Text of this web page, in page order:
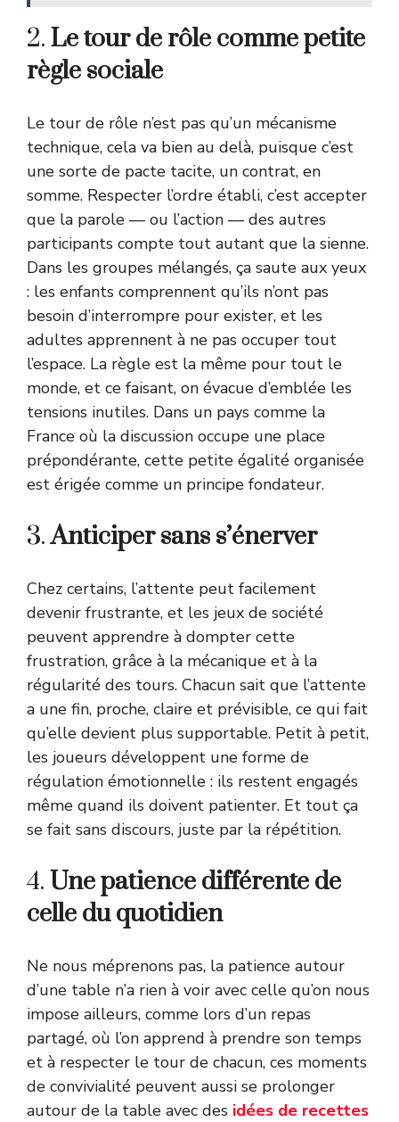
2. Le tour de rôle comme petite
règle sociale
Le tour de rôle n’est pas qu’un mécanisme
technique, cela va bien au delà, puisque c’est
une sorte de pacte tacite, un contrat, en
somme. Respecter l’ordre établi, c’est accepter
que la parole — ou l’action — des autres
participants compte tout autant que la sienne.
Dans les groupes mélangés, ça saute aux yeux
: les enfants comprennent qu’ils n’ont pas
besoin d’interrompre pour exister, et les
adultes apprennent à ne pas occuper tout
l’espace. La règle est la même pour tout le
monde, et ce faisant, on évacue d’emblée les
tensions inutiles. Dans un pays comme la
France où la discussion occupe une place
prépondérante, cette petite égalité organisée
est érigée comme un principe fondateur.
3.Anticiper sans s’énerver
Chez certains, l’attente peut facilement
devenir frustrante, et les jeux de société
peuvent apprendre à dompter cette
frustration, grâce à la mécanique et à la
régularité des tours. Chacun sait que l’attente
a une fin, proche, claire et prévisible, ce qui fait
qu’elle devient plus supportable. Petit à petit,
les joueurs développent une forme de
régulation émotionnelle : ils restent engagés
même quand ils doivent patienter. Et tout ça
se fait sans discours, juste par la répétition.
4. Une patience différente de
celle du quotidien
Ne nous méprenons pas, la patience autour
d’une table n’a rien à voir avec celle qu’on nous
impose ailleurs, comme lors d’un repas
partagé, où l’on apprend à prendre son temps
et à respecter le tour de chacun, ces moments
de convivialité peuvent aussi se prolonger
autour de la table avec des idées de recettes